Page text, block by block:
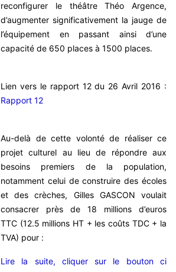
reconfigurer le théâtre Théo Argence,
d’augmenter significativement la jauge de
l’équipement en passant ainsi d’une
capacité de 650 places à 1500 places.
Lien vers le rapport 12 du 26 Avril 2016 :
Rapport 12
Au-delà de cette volonté de réaliser ce
projet culturel au lieu de répondre aux
besoins premiers de la population,
notamment celui de construire des écoles
et des crèches, Gilles GASCON voulait
consacrer près de 18 millions d’euros
TTC (12.5 millions HT + les coûts TDC + la
TVA) pour :
Lire la suite, cliquer sur le bouton ci